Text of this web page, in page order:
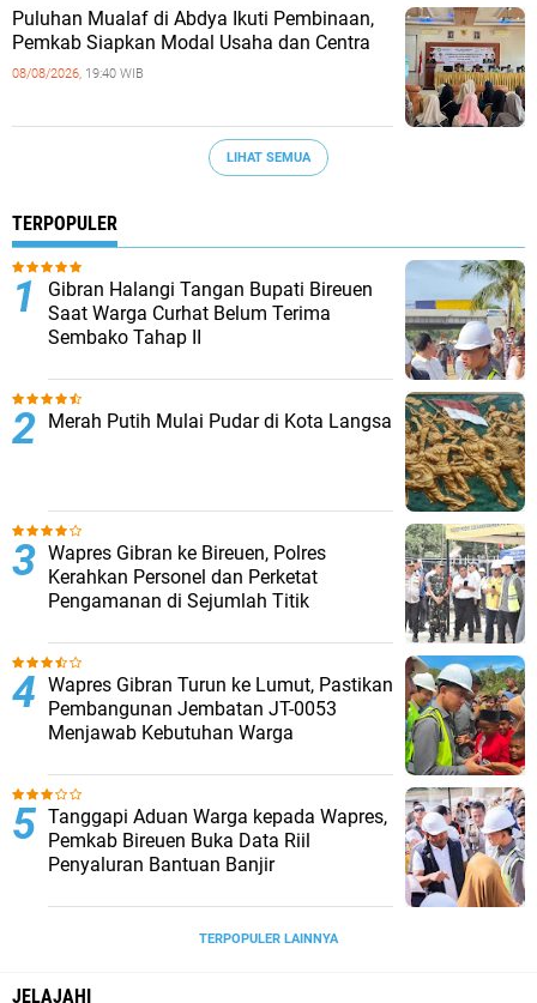
Puluhan Mualaf di Abdya Ikuti Pembinaan,
Pemkab Siapkan Modal Usaha dan Centra
08/08/2026, 19:40 WIB
LIHAT SEMUA
TERPOPULER
Gibran Halangi Tangan Bupati Bireuen
Saat Warga Curhat Belum Terima
Sembako Tahap II
Merah Putih Mulai Pudar di Kota Langsa
Wapres Gibran ke Bireuen, Polres
Kerahkan Personel dan Perketat
Pengamanan di Sejumlah Titik
Wapres Gibran Turun ke Lumut, Pastikan
Pembangunan Jembatan JT-0053
Menjawab Kebutuhan Warga
Tanggapi Aduan Warga kepada Wapres,
Pemkab Bireuen Buka Data Riil
Penyaluran Bantuan Banjir
TERPOPULER LAINNYA
JELAJAHI